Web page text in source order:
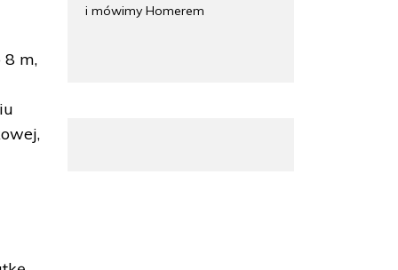
8 m,
i mówimy Homerem